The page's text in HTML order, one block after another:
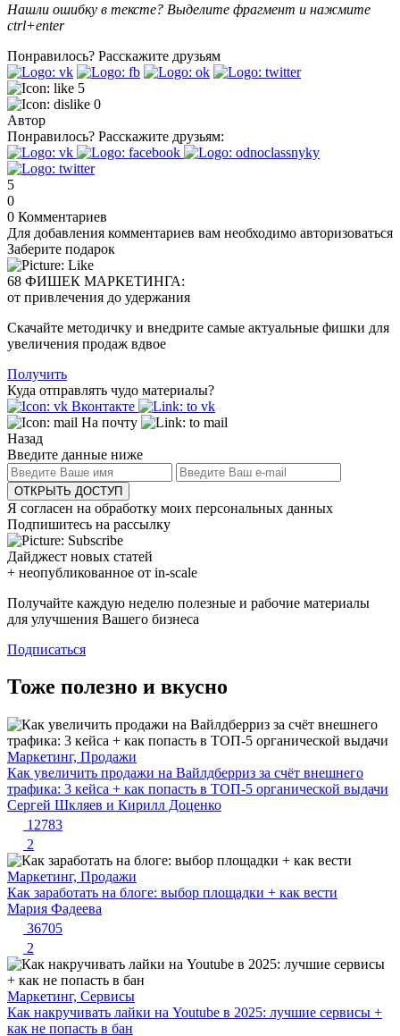
Нашли ошибку в тексте? Выделите фрагмент и нажмите
ctrl+enter
Понравилось? Расскажите друзьям
5
0
Автор
Понравилось? Расскажите друзьям:
5
0
0 Комментариев
Для добавления комментариев вам необходимо авторизоваться
Заберите подарок
68 ФИШЕК МАРКЕТИНГА:
от привлечения до удержания
Скачайте методичку и внедрите самые актуальные фишки для
увеличения продаж вдвое
Получить
Куда отправлять чудо материалы?
Вконтакте
На почту
Назад
Введите данные ниже
ОТКРЫТЬ ДОСТУП
Я согласен на обработку моих персональных данных
Подпишитесь на рассылку
Дайджест новых статей
+ неопубликованное от in-scale
Получайте каждую неделю полезные и рабочие материалы
для улучшения Вашего бизнеса
Подписаться
Тоже полезно и вкусно
Маркетинг, Продажи
Как увеличить продажи на Вайлдберриз за счёт внешнего
трафика: 3 кейса + как попасть в ТОП-5 органической выдачи
Сергей Шкляев и Кирилл Доценко
12783
2
Маркетинг, Продажи
Как заработать на блоге: выбор площадки + как вести
Мария Фадеева
36705
2
Маркетинг, Сервисы
Как накручивать лайки на Youtube в 2025: лучшие сервисы +
как не попасть в бан